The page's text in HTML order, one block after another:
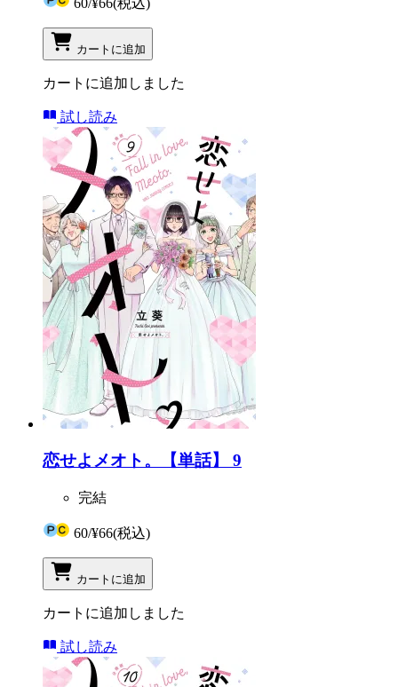
60/¥66(税込)
カートに追加
カートに追加しました
試し読み
恋せよメオト。【単話】 9
完結
60/¥66(税込)
カートに追加
カートに追加しました
試し読み